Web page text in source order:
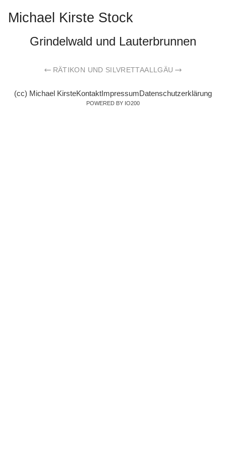
Michael Kirste Stock
Grindelwald und Lauterbrunnen
RÄTIKON UND SILVRETTAALLGÄU
(cc) Michael KirsteKontaktImpressumDatenschutzerklärung
POWERED BY IO200